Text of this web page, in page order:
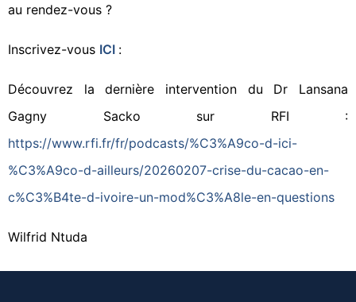
au rendez-vous ?
Inscrivez-vous ICI :
Découvrez la dernière intervention du Dr Lansana
Gagny Sacko sur RFI :
https://www.rfi.fr/fr/podcasts/%C3%A9co-d-ici-
%C3%A9co-d-ailleurs/20260207-crise-du-cacao-en-
c%C3%B4te-d-ivoire-un-mod%C3%A8le-en-questions
Wilfrid Ntuda